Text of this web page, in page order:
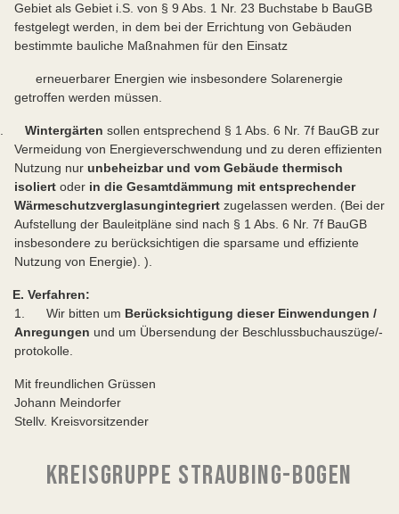
Gebiet als Gebiet i.S. von § 9 Abs. 1 Nr. 23 Buchstabe b BauGB
festgelegt werden, in dem bei der Errichtung von Gebäuden
bestimmte bauliche Maßnahmen für den Einsatz
erneuerbarer Energien wie insbesondere Solarenergie
getroffen werden müssen.
Wintergärten sollen entsprechend § 1 Abs. 6 Nr. 7f BauGB zur
Vermeidung von Energieverschwendung und zu deren effizienten
Nutzung nur unbeheizbar und vom Gebäude thermisch
isoliert oder in die Gesamtdämmung mit entsprechender
Wärmeschutzverglasungintegriert zugelassen werden. (Bei der
Aufstellung der Bauleitpläne sind nach § 1 Abs. 6 Nr. 7f BauGB
insbesondere zu berücksichtigen die sparsame und effiziente
Nutzung von Energie). ).
E. Verfahren:
1. Wir bitten um Berücksichtigung dieser Einwendungen /
Anregungen und um Übersendung der Beschlussbuchauszüge/-
protokolle.
Mit freundlichen Grüssen
Johann Meindorfer
Stellv. Kreisvorsitzender
KREISGRUPPE STRAUBING-BOGEN